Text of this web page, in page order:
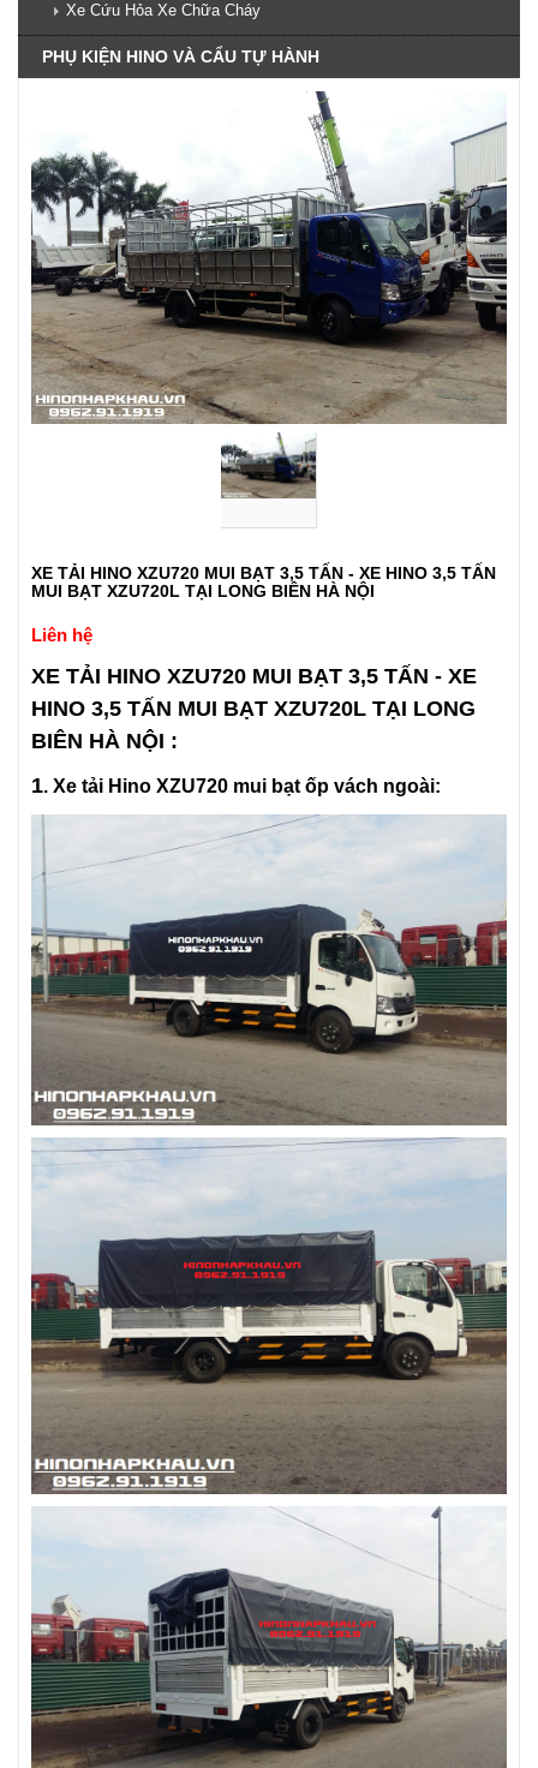
Xe Cứu Hỏa Xe Chữa Cháy
PHỤ KIỆN HINO VÀ CẨU TỰ HÀNH
XE TẢI HINO XZU720 MUI BẠT 3,5 TẤN - XE HINO 3,5 TẤN
MUI BẠT XZU720L TẠI LONG BIÊN HÀ NỘI
Liên hệ
XE TẢI HINO XZU720 MUI BẠT 3,5 TẤN - XE
HINO 3,5 TẤN MUI BẠT XZU720L TẠI LONG
BIÊN HÀ NỘI :
1. Xe tải Hino XZU720 mui bạt ốp vách ngoài: